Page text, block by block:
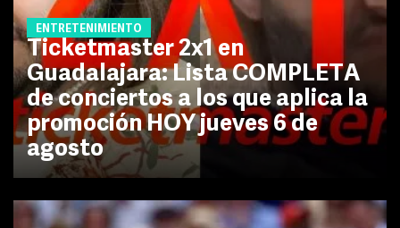
ENTRETENIMIENTO
Ticketmaster 2x1 en
Guadalajara: Lista COMPLETA
de conciertos a los que aplica la
promoción HOY jueves 6 de
agosto